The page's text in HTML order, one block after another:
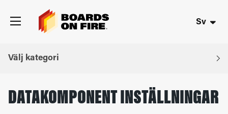
Sv
Välj kategori
DATAKOMPONENT INSTÄLLNINGAR